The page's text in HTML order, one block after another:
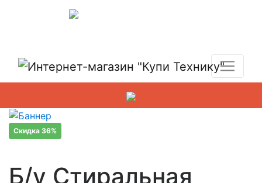
Скидка 36%
Б/у Стиральная